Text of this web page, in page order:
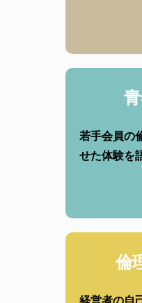
若手会員の
せた体験を
倫